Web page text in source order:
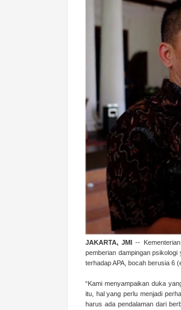
JAKARTA, JMI --
pemberian dampingan
terhadap APA, bocah berusia 6
“Kami menyampaikan duka
itu, hal yang perlu menjadi
harus ada pendalaman dari